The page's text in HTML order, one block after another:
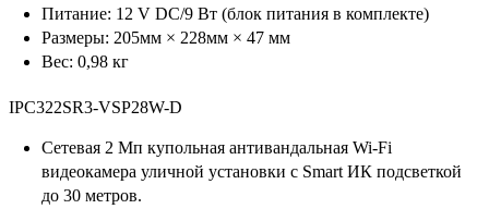
Питание: 12 V DC/9 Вт (блок питания в комплекте)
Размеры: 205мм × 228мм × 47 мм
Вес: 0,98 кг
IPC322SR3-VSP28W-D
Сетевая 2 Мп купольная антивандальная Wi-Fi
видеокамера уличной установки с Smart ИК подсветкой
до 30 метров.